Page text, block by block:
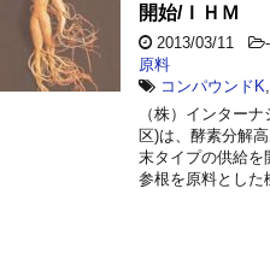
開始/ＩＨＭ
2013/03/11 -
原料
コンパウンドK
（株）インター
区)は、酵素分解
末タイプの供給を
参根を原料とした